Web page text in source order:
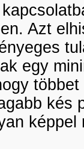
Azt
egy
kés